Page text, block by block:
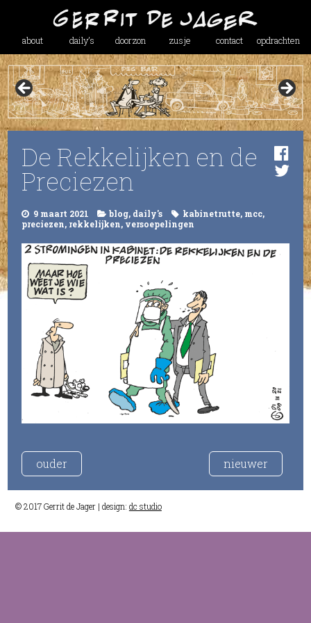
about daily’s doorzon zusje contact opdrachten
De Rekkelijken en de
Preciezen
9 maart 2021 blog, daily's kabinetrutte, mcc,
preciezen, rekkelijken, versoepelingen
ouder nieuwer
© 2017 Gerrit de Jager | design: dc studio